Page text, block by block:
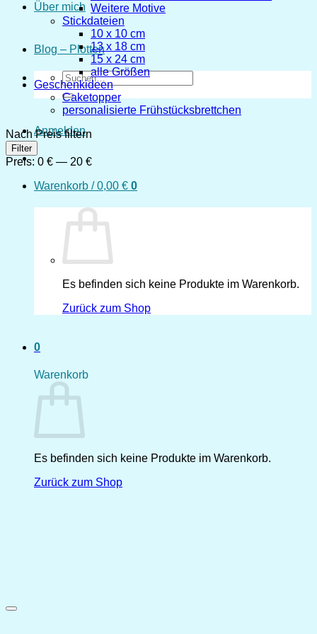
Über mich
Blog – Plotten
Suchen
nach:
Anmelden
Warenkorb /0,00 € 0
Es befinden sich keine Produkte im Warenkorb.
Zurück zum Shop
0
Warenkorb
Es befinden sich keine Produkte im Warenkorb.
Zurück zum Shop
Weitere Motive
Stickdateien
10 x 10 cm
13 x 18 cm
15 x 24 cm
alle Größen
Geschenkideen
Caketopper
personalisierte Frühstücksbrettchen
Nach Preis filtern
Min.
Preis
Max.
Preis
Filter
Preis: 0 € — 20 €